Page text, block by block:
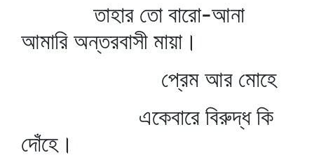
তাহার তো বারো-আনা
আমারি অন্তরবাসী মায়া।
প্রেম আর মোহে
একেবারে বিরুদ্ধ কি
দোঁহে।